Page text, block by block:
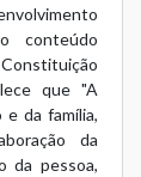
conteúdo
Constituição
que "A
da família,
da
da pessoa,